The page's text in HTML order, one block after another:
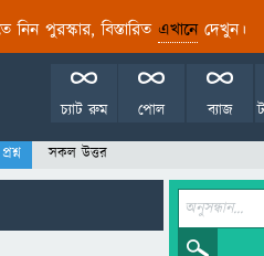
নিন পুরস্কার, বিস্তারিত এখানেদেখুন।
ব্যাজ
পোল
চ্যাট রুম
সকল উত্তর